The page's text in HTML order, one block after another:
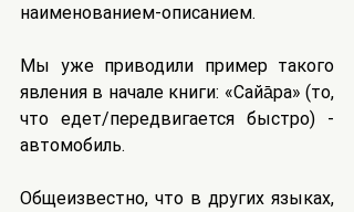
наименованием-описанием.
Мы уже приводили пример такого
явления в начале книги: «Сайа̄ра» (то,
что едет/передвигается быстро) -
автомобиль.
Общеизвестно, что в других языках,